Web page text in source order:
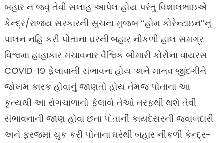
બહાર ન જવું તેવી સલાહ આપેલ હોય પરંતુ વિશાલભાઇએ
કેન્દ્ર/રાજ્ય સરકારની સુચના મુજબ ‘‘હોમ કોરેન્ટાઇન’’નું
પાલન નહિ કરી પોતાના ઘરની બહાર નીકળી હાલ સમગ્ર
વિશ્વમા હાહાકાર મચાવનાર વૈશ્વિક બીમારી કોરોના વાયરસ
COVID-19 ફેલાવાની સંભાવના હોય અને માનવ જીંદગીને
જોખમ કારક હોવાનું જાણતો હોય તેમજ પોતાના આ
કૃત્યથી આ રોગચાળાનો ફેલાવો તેઓ તરફથી થશે તેવી
સંભાવનાની જાણ હોવા છતા પોતાની કાયદેસરની જવાબદારી
અને ફરજમાં ચુક કરી પોતાના ઘરેથી બહાર નીકળી કેન્દ્ર-